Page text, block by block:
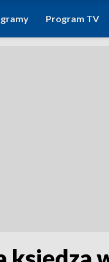
Program TV